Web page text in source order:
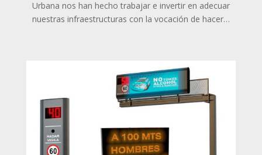
Urbana nos han hecho trabajar e invertir en adecuar
nuestras infraestructuras con la vocación de hacer…